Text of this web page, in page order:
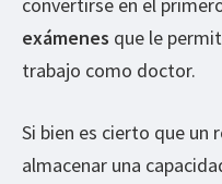
convertirse en el
exámenes que le
trabajo como doctor.
Si bien es cierto que un
almacenar una